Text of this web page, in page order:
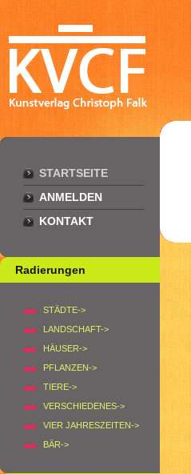
STARTSEITE
ANMELDEN
KONTAKT
Radierungen
STÄDTE->
LANDSCHAFT->
HÄUSER->
PFLANZEN->
TIERE->
VERSCHIEDENES->
VIER JAHRESZEITEN->
BÄR->